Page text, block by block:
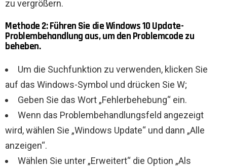
zu vergrößern.
Methode 2: Führen Sie die Windows 10 Update-
Problembehandlung aus, um den Problemcode zu
beheben.
Um die Suchfunktion zu verwenden, klicken Sie
auf das Windows-Symbol und drücken Sie W;
Geben Sie das Wort „Fehlerbehebung“ ein.
Wenn das Problembehandlungsfeld angezeigt
wird, wählen Sie „Windows Update“ und dann „Alle
anzeigen“.
Wählen Sie unter „Erweitert“ die Option „Als